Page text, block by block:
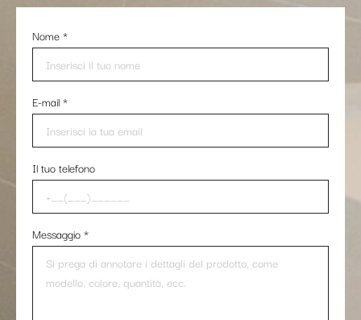
Nome*
E-mail*
Il tuo telefono
Messaggio*